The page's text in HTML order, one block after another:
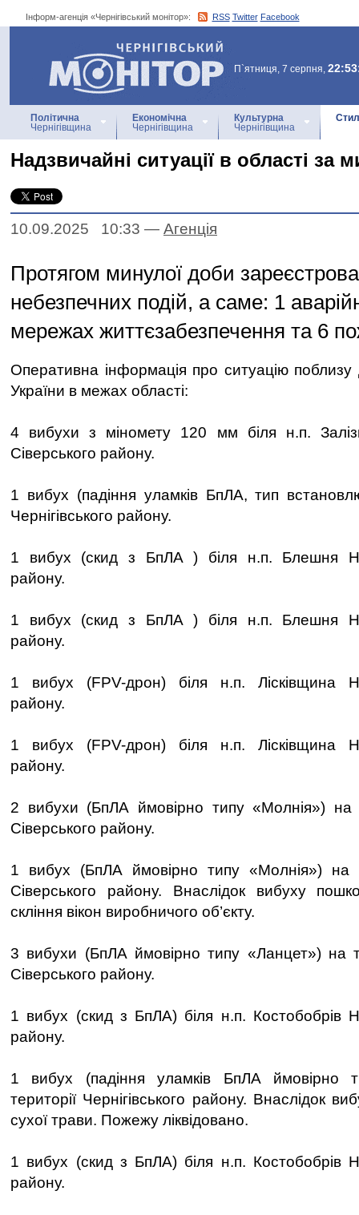
Інформ-агенція «Чернігівський монітор»: RSS Twitter Facebook
Інформ-агенція
«Чернігівський монітор»
П`ятниця, 7 серпня,
Політична
Чернігівщина
Економічна
Чернігівщина
Культурна
Чернігівщина
Надзвичайні ситуації в області за
10.09.2025 10:33 — Агенцiя
Протягом минулої доби
небезпечних подій, а саме: 1
мережах життєзабезпечення та 6
Оперативна інформація про ситуацію
України в межах області:
4 вибухи з міномету 120 мм біля н.п.
Сіверського району.
1 вибух (падіння уламків БпЛА, тип
Чернігівського району.
1 вибух (скид з БпЛА ) біля н.п. Блешня
району.
1 вибух (скид з БпЛА ) біля н.п. Блешня
району.
1 вибух (FPV-дрон) біля н.п. Лісківщина
району.
1 вибух (FPV-дрон) біля н.п. Лісківщина
району.
2 вибухи (БпЛА ймовірно типу «Молнія») на
Сіверського району.
1 вибух (БпЛА ймовірно типу «Молнія») на
Сіверського району. Внаслідок вибуху
скління вікон виробничого об’єкту.
3 вибухи (БпЛА ймовірно типу «Ланцет») на
Сіверського району.
1 вибух (скид з БпЛА) біля н.п. Костобобрів
району.
1 вибух (падіння уламків БпЛА ймовірно
території Чернігівського району. Внаслідок
сухої трави. Пожежу ліквідовано.
1 вибух (скид з БпЛА) біля н.п. Костобобрів
району.